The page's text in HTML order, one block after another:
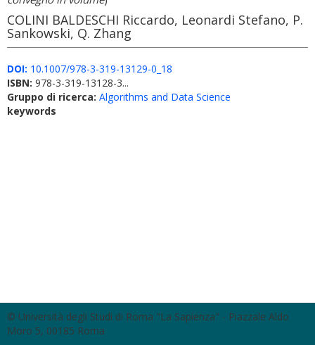
COLINI BALDESCHI Riccardo, Leonardi Stefano, P.
Sankowski, Q. Zhang
DOI: 10.1007/978-3-319-13129-0_18
ISBN: 978-3-319-13128-3...
Gruppo di ricerca: Algorithms and Data Science
keywords
© Università degli Studi di Roma "La Sapienza" - Piazzale Aldo
Moro 5, 00185 Roma